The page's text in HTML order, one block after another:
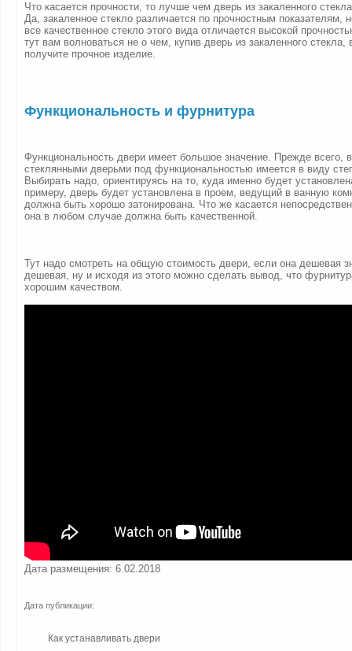
Что касается прочности, то лучше чем дверь из закаленного
Да, закаленное стекло различается по прочностным показателям,
все качественное стекло этого вида отличается высокой
тут вам волноваться не о чем, купив дверь из закаленного
получите прочное изделие.
Функциональность и фурнитура
Функциональность двери имеет большое значение. Прежде всего,
стеклянными дверьми под функциональностью имеется в виду
Выбирать надо, ориентируясь на то, куда именно будет
примеру, дверь будет установлена в проем, ведущий в ванную
должна быть хорошо затонирована. Что же касается
она в любом случае должна быть качественной.
Тут надо смотреть на общую стоимость двери, если она дешевая
дешевая, ну и исходя из этого можно сделать вывод, что
хорошим качеством.
Дата размещения: 6.02.2018
Дата публикации:
Как устанавливать двери